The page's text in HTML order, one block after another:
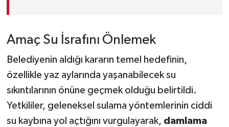
Amaç Su İsrafını Önlemek
Belediyenin aldığı kararın temel hedefinin,
özellikle yaz aylarında yaşanabilecek su
sıkıntılarının önüne geçmek olduğu belirtildi.
Yetkililer, geleneksel sulama yöntemlerinin ciddi
su kaybına yol açtığını vurgulayarak, damlama